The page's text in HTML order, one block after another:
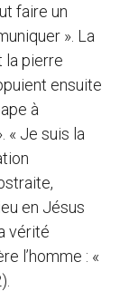
faire un
». La
la pierre
ensuite
à
« Je suis la
en Jésus
vérité
l’homme : «